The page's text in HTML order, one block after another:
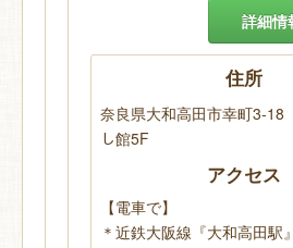
詳細情
住所
奈良県大和高田市幸町3-18
し館5F
アクセス
【電車で】
＊近鉄大阪線『大和高田駅